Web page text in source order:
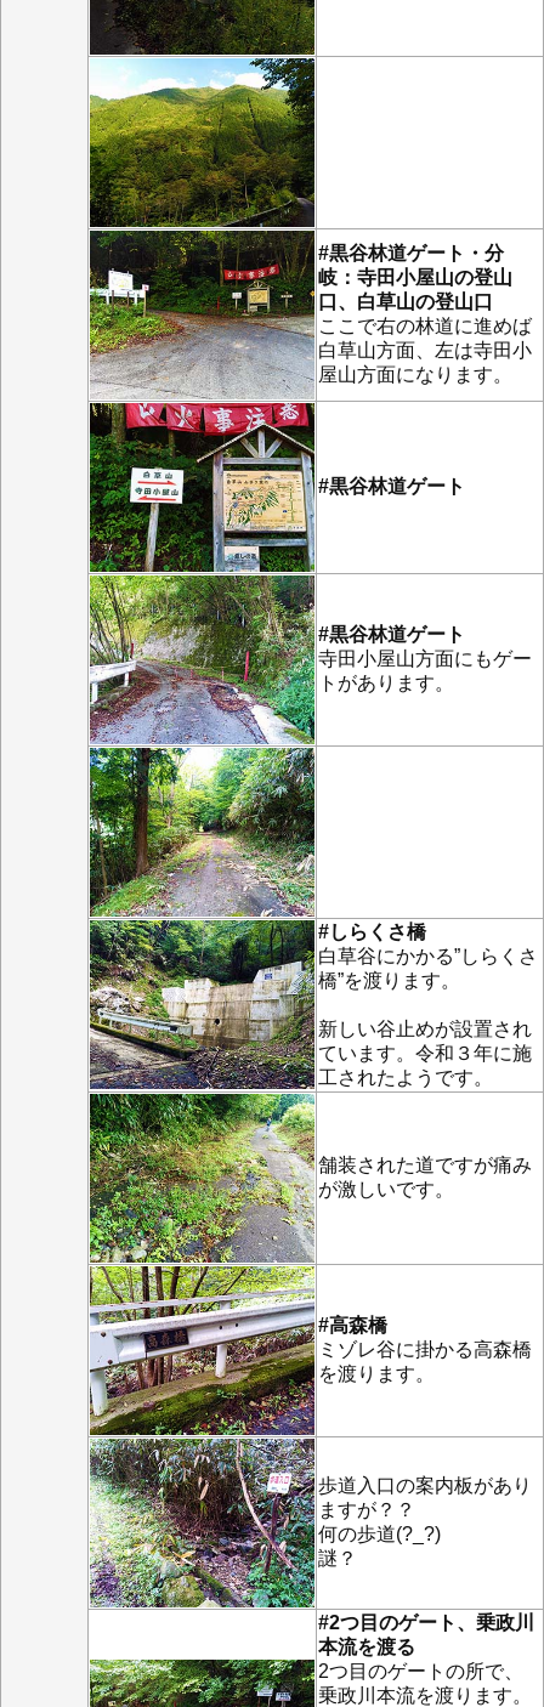
#黒谷林道ゲート・分
岐：寺田小屋山の登山
口、白草山の登山口
ここで右の林道に進めば
白草山方面、左は寺田小
屋山方面になります。
#黒谷林道ゲート
#黒谷林道ゲート
寺田小屋山方面にもゲー
トがあります。
#しらくさ橋
白草谷にかかる”しらくさ
橋”を渡ります。
新しい谷止めが設置され
ています。令和３年に施
工されたようです。
舗装された道ですが痛み
が激しいです。
#高森橋
ミゾレ谷に掛かる高森橋
を渡ります。
歩道入口の案内板があり
ますが？？
何の歩道(?_?)
謎？
#2つ目のゲート、乗政川
本流を渡る
2つ目のゲートの所で、
乗政川本流を渡ります。